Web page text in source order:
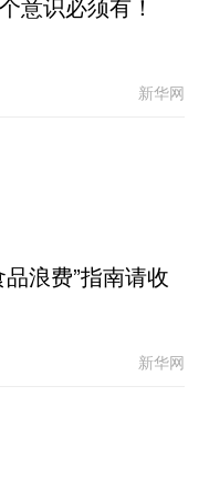
新华网
浪费”指南请收
新华网